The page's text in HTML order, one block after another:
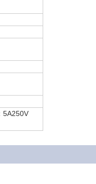
5A250V